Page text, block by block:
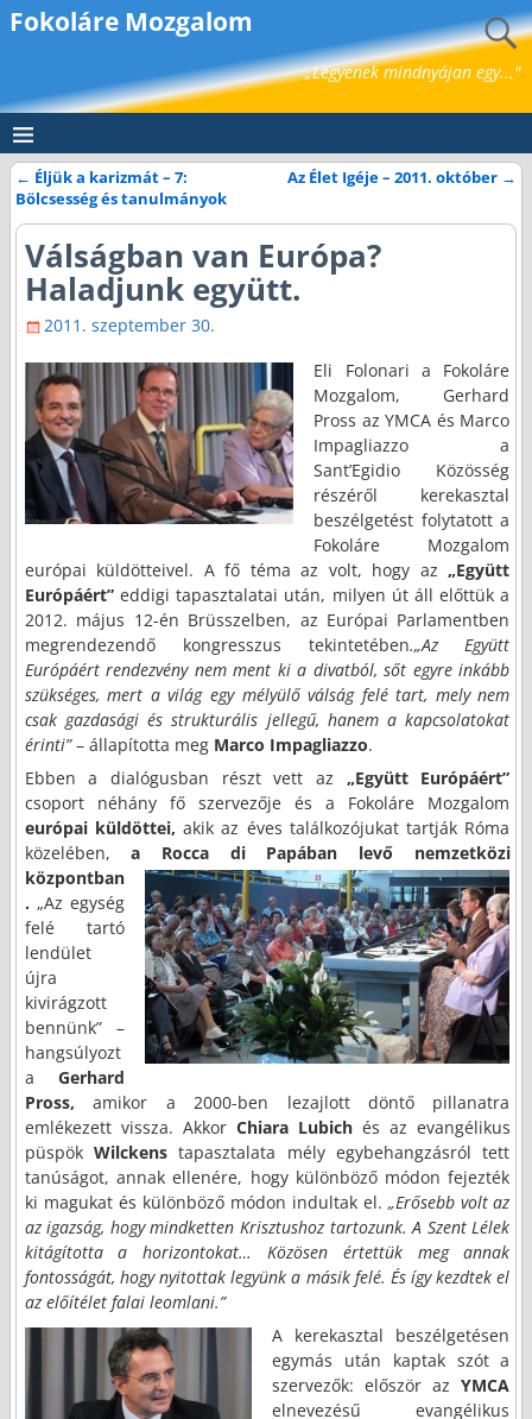
Fokoláre Mozgalom
„Legyenek mindnyájan egy..."
Bejegyzés navigáció
← Éljük a karizmát – 7:
Bölcsesség és tanulmányok
Az Élet Igéje – 2011. október →
Válságban van Európa?
Haladjunk együtt.
2011. szeptember 30.
Eli Folonari a Fokoláre
Mozgalom, Gerhard
Pross az YMCA és Marco
Impagliazzo a
Sant’Egidio Közösség
részéről kerekasztal
beszélgetést folytatott a
Fokoláre Mozgalom
európai küldötteivel. A fő téma az volt, hogy az „Együtt
Európáért”eddigi tapasztalatai után, milyen út áll előttük a
2012. május 12-én Brüsszelben, az Európai Parlamentben
megrendezendő kongresszus tekintetében.„Az Együtt
Európáért rendezvény nem ment ki a divatból, sőt egyre inkább
szükséges, mert a világ egy mélyülő válság felé tart, mely nem
csak gazdasági és strukturális jellegű, hanem a kapcsolatokat
érinti”– állapította meg Marco Impagliazzo.
Ebben a dialógusban részt vett az „Együtt Európáért”
csoport néhány fő szervezője és a Fokoláre Mozgalom
európai küldöttei, akik az éves találkozójukat tartják Róma
közelében,a Rocca di Papában levő nemzetközi
központban
. „Az egység
felé tartó
lendület
újra
kivirágzott
bennünk” –
hangsúlyozt
a Gerhard
Pross,amikor a 2000-ben lezajlott döntő pillanatra
emlékezett vissza. Akkor Chiara Lubich és az evangélikus
püspök Wilckenstapasztalata mély egybehangzásról tett
tanúságot, annak ellenére, hogy különböző módon fejezték
ki magukat és különböző módon indultak el. „Erősebb volt az
az igazság, hogy mindketten Krisztushoz tartozunk.A Szent Lélek
kitágította a horizontokat… Közösen értettük meg annak
fontosságát, hogy nyitottak legyünk a másik felé. És így kezdtek el
az előítélet falai leomlani.”
A kerekasztal beszélgetésen
egymás után kaptak szót a
szervezők: először azYMCA
elnevezésű evangélikus